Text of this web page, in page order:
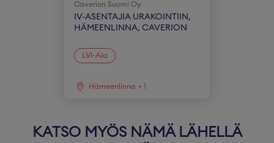
Caverion Suomi Oy
IV-ASENTAJIA URAKOINTIIN,
HÄMEENLINNA, CAVERION
LVI-Ala
Hämeenlinna + 1
KATSO MYÖS NÄMÄ LÄHELLÄ